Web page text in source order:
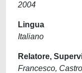
2004
Lingua
Italiano
Relatore,
Francesco, Castro